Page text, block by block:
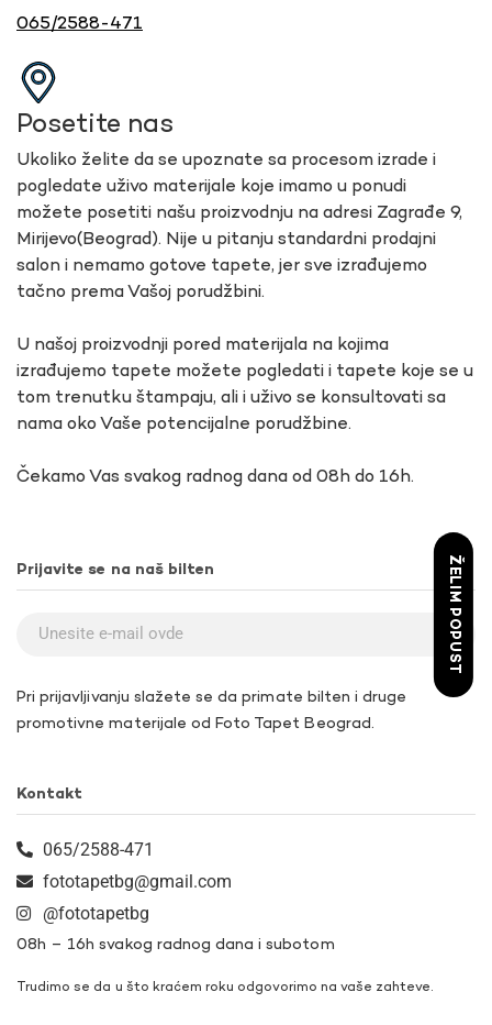
065/2588-471
Posetite nas
Ukoliko želite da se upoznate sa procesom izrade i
pogledate uživo materijale koje imamo u ponudi
možete posetiti našu proizvodnju na adresi Zagrađe 9,
Mirijevo(Beograd). Nije u pitanju standardni prodajni
salon i nemamo gotove tapete, jer sve izrađujemo
tačno prema Vašoj porudžbini.
U našoj proizvodnji pored materijala na kojima
izrađujemo tapete možete pogledati i tapete koje se u
tom trenutku štampaju, ali i uživo se konsultovati sa
nama oko Vaše potencijalne porudžbine.
Čekamo Vas svakog radnog dana od 08h do 16h.
Prijavite se na naš bilten
Pri prijavljivanju slažete se da primate bilten i druge
promotivne materijale od Foto Tapet Beograd.
Kontakt
065/2588-471
fototapetbg@gmail.com
@fototapetbg
08h – 16h svakog radnog dana i subotom
Trudimo se da u što kraćem roku odgovorimo na vaše zahteve.
ŽELIM POPUST